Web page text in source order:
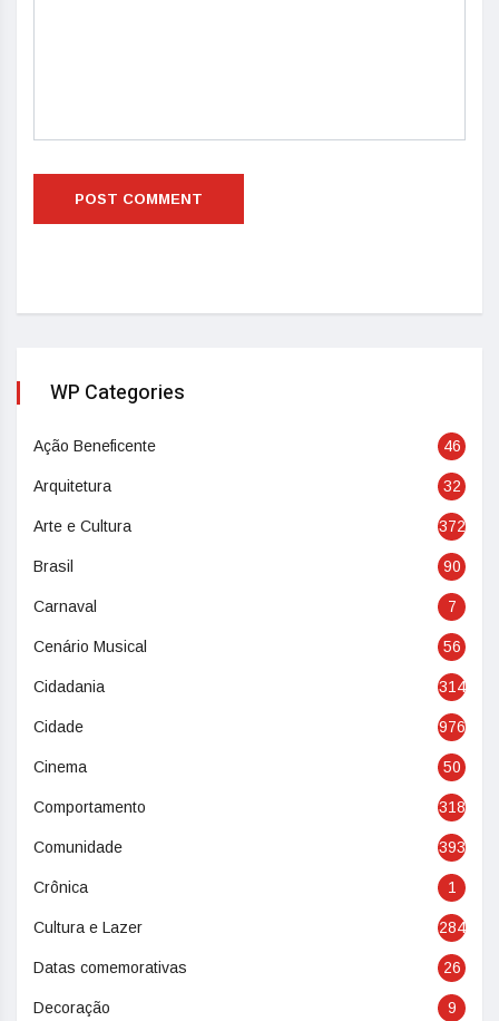
WP Categories
Ação Beneficente 46
Arquitetura 32
Arte e Cultura 372
Brasil 90
Carnaval 7
Cenário Musical 56
Cidadania 314
Cidade 976
Cinema 50
Comportamento 318
Comunidade 393
Crônica 1
Cultura e Lazer 284
Datas comemorativas 26
Decoração 9